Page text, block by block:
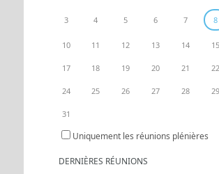
3 4 5 6 7 8
10 11 12 13 14 15
17 18 19 20 21 22
24 25 26 27 28 29
31
Uniquement les réunions plénières
DERNIÈRES RÉUNIONS